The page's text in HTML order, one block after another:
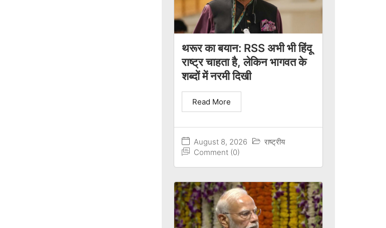
थरूर का बयान: RSS अभी भी हिंदू
राष्ट्र चाहता है, लेकिन भागवत के
शब्दों में नरमी दिखी
August 8, 2026
राष्ट्रीय
Comment (0)
Read More